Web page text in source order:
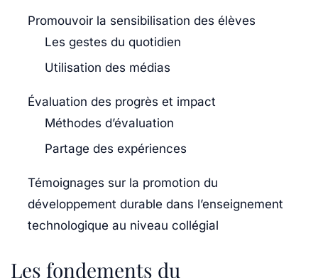
Promouvoir la sensibilisation des élèves
Les gestes du quotidien
Utilisation des médias
Évaluation des progrès et impact
Méthodes d’évaluation
Partage des expériences
Témoignages sur la promotion du
développement durable dans l’enseignement
technologique au niveau collégial
Les fondements du